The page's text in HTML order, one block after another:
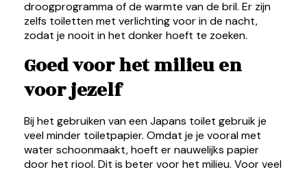
droogprogramma of de warmte van de bril. Er zijn
zelfs toiletten met verlichting voor in de nacht,
zodat je nooit in het donker hoeft te zoeken.
Goed voor het milieu en
voor jezelf
Bij het gebruiken van een Japans toilet gebruik je
veel minder toiletpapier. Omdat je je vooral met
water schoonmaakt, hoeft er nauwelijks papier
door het riool. Dit is beter voor het milieu. Voor veel